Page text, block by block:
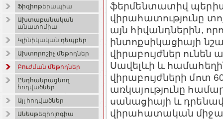
Ֆիզիոթերապիա
Ախտաբանական
անատոմիա
Կլինիկական դեպքեր
Ախտորոշիչ մեթոդներ
Բուժման մեթոդներ
Ընդհանրացնող
հոդվածներ
Այլ հոդվածներ
Անեսթեզիոլոգիա
ֆերմենտատիվ
վիրահատությունը
այն հիվանդներին,
ինտոքսիկացիայի
վիրաբույժներ ունեն
Սավելևի և
վիրաբույժների մոտ
առկայությունը
սանացիայի և
վիրահատական